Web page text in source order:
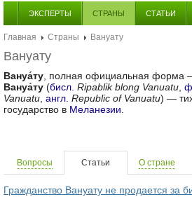
ЭКСПЕРТЫ СТРАНЫ СТАТЬИ
Главная Страны
Вануату
Вануату
Вануа́ту , полная официальная форма
Вануа́ту (бисл. Ripablik blong Vanuatu
Vanuatu англ. Republic of Vanuatu) —
государство в Меланезии
Вопросы Статьи О стране
Гражданство Вануату не продается за